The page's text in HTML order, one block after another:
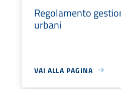
Regolamento
urbani
VAI ALLA PAGINA